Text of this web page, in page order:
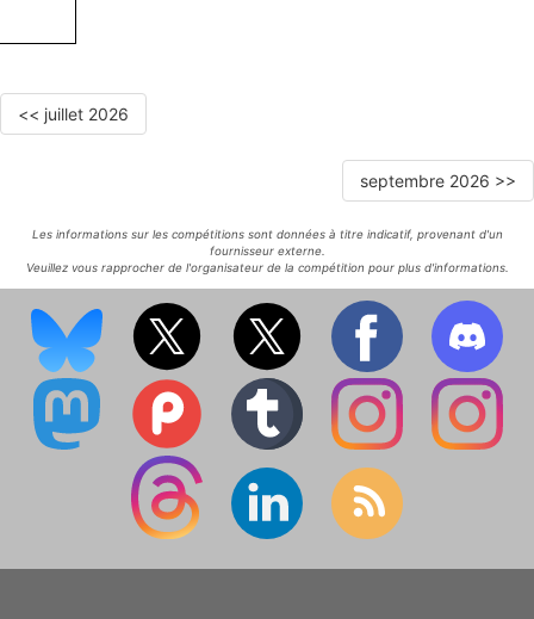
<< juillet 2026
septembre 2026 >>
Les informations sur les compétitions sont données à titre indicatif, provenant d'un
fournisseur externe.
Veuillez vous rapprocher de l'organisateur de la compétition pour plus d'informations.